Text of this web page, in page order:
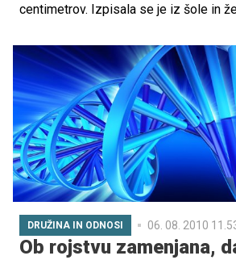
centimetrov. Izpisala se je iz šole in
DRUŽINA IN ODNOSI 06. 08. 2010
Ob rojstvu zamenjana,